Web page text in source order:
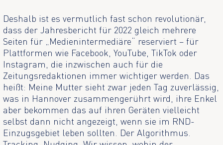
Deshalb ist es vermutlich fast schon revolutionär,
dass der Jahresbericht für 2022 gleich mehrere
Seiten für „Medienintermediäre“ reserviert – für
Plattformen wie Facebook, YouTube, TikTok oder
Instagram, die inzwischen auch für die
Zeitungsredaktionen immer wichtiger werden. Das
heißt: Meine Mutter sieht zwar jeden Tag zuverlässig,
was in Hannover zusammengerührt wird, ihre Enkel
aber bekommen das auf ihren Geräten vielleicht
selbst dann nicht angezeigt, wenn sie im RND-
Einzugsgebiet leben sollten. Der Algorithmus.